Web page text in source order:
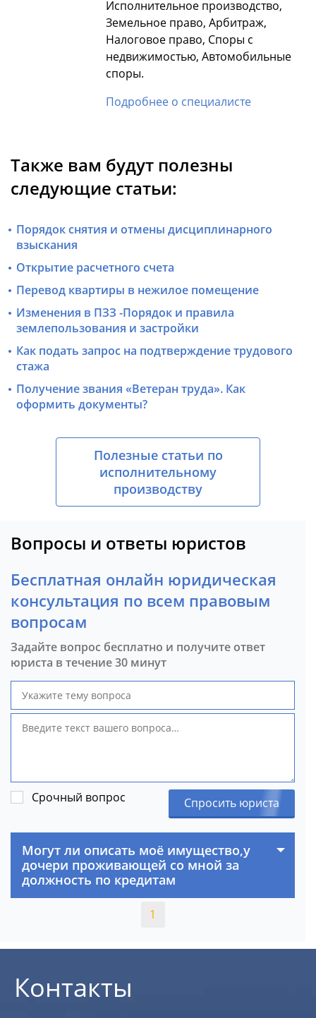
Исполнительное производство,
Земельное право, Арбитраж,
Налоговое право, Споры с
недвижимостью, Автомобильные
споры.
Подробнее о специалисте
Также вам будут полезны
следующие статьи:
Порядок снятия и отмены дисциплинарного
взыскания
Открытие расчетного счета
Перевод квартиры в нежилое помещение
Изменения в ПЗЗ -Порядок и правила
землепользования и застройки
Как подать запрос на подтверждение трудового
стажа
Получение звания «Ветеран труда». Как
оформить документы?
Полезные статьи по
исполнительному
производству
Вопросы и ответы юристов
Бесплатная онлайн юридическая
консультация по всем правовым
вопросам
Задайте вопрос бесплатно и получите ответ
юриста в течение 30 минут
Срочный вопрос Спросить юриста
Могут ли описать моё имущество,у
дочери проживающей со мной за
должность по кредитам
1
Контакты